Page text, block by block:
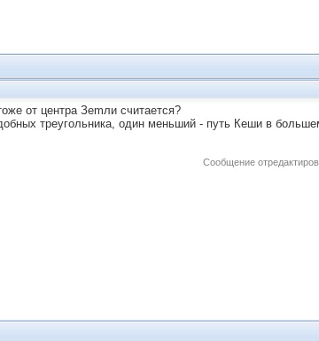
от центра Зеmли считается?
треугольника, один меньший - путь Кеши в
Сообщение